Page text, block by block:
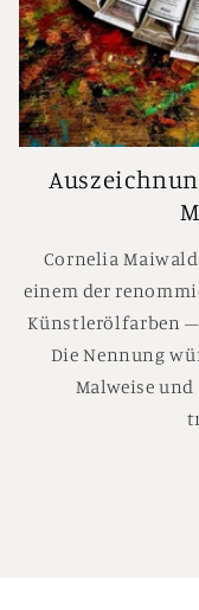
Cornelia
einem der
Künstlerölfarben –
Die Nennung
Malweise